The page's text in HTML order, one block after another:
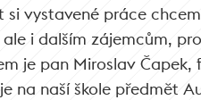
si vystavené práce
i dalším zájemcům,
je pan Miroslav
na naší škole předmět